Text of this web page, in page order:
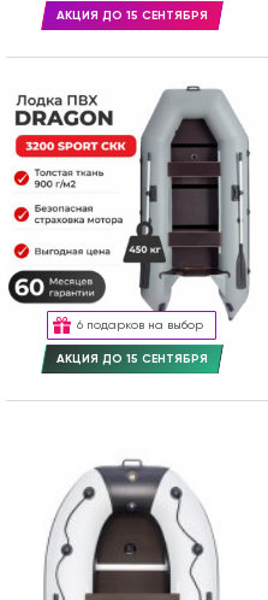
АКЦИЯ ДО 15 СЕНТЯБРЯ
6 подарков на выбор
АКЦИЯ ДО 15 СЕНТЯБРЯ